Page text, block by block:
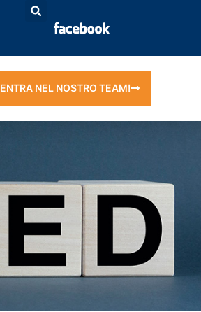
ENTRA NEL NOSTRO TEAM!